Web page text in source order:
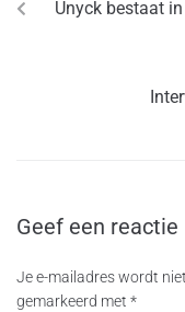
Unyck bestaat
Geef een reactie
Je e-mailadres wordt
gemarkeerd met *